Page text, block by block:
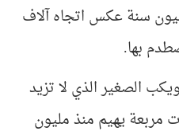
سنة عكس اتجاه آلاف
بها.
الصغير الذي لا تزيد
مربعة يهيم منذ مليون